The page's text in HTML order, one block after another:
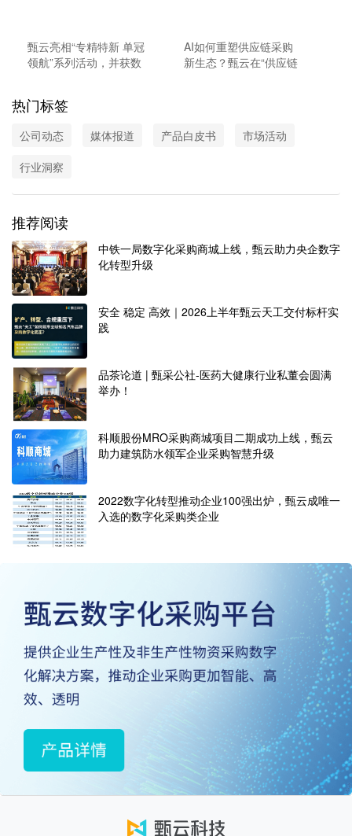
甄云亮相“专精特新 单冠
领航”系列活动，并获数
AI如何重塑供应链采购
新生态？甄云在“供应链
热门标签
公司动态 媒体报道 产品白皮书
市场活动
行业洞察
推荐阅读
中铁一局数字化采购商城上线，甄云助力央企数字
化转型升级
安全 稳定 高效｜2026上半年甄云天工交付标杆实
践
品茶论道 | 甄采公社-医药大健康行业私董会圆满
举办！
科顺股份MRO采购商城项目二期成功上线，甄云
助力建筑防水领军企业采购智慧升级
2022数字化转型推动企业100强出炉，甄云成唯一
入选的数字化采购类企业